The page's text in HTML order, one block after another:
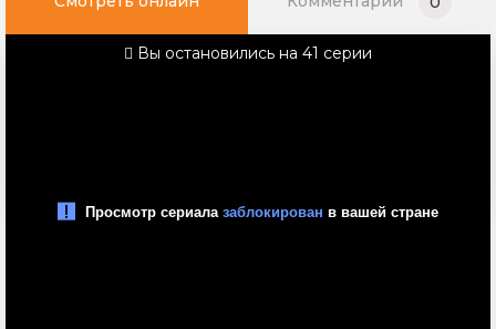
Вы остановились на 41 серии